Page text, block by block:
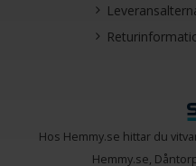
Hos Hemmy.se hittar du
Hemmy.se,